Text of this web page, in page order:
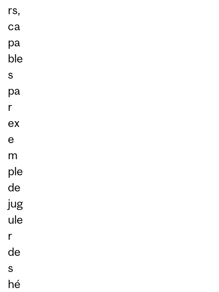
rs,
ca
pa
ble
s
pa
r
ex
e
m
ple
de
jug
ule
r
de
s
hé